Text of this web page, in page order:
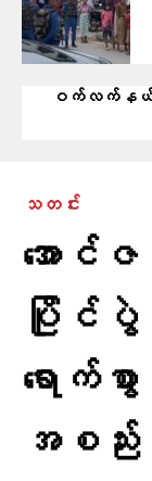
ဝက်လက်နယ်အ
သတင်း
အောင်
ပြိုင်
ရောက်
အစည်း